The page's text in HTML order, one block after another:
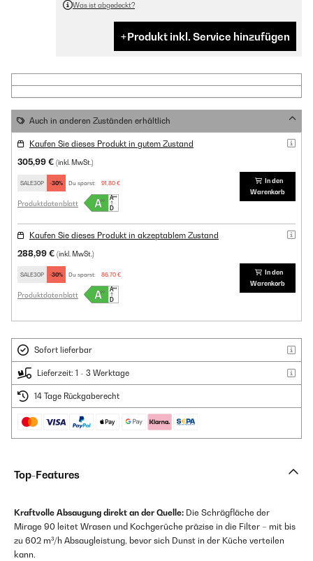
Was ist abgedeckt?
Produkt inkl. Service hinzufügen
Auch in anderen Zuständen erhältlich
Kaufen Sie dieses Produkt in gutem Zustand
305,99 € (inkl. MwSt.)
SALE30P -30% Du sparst: 91,80 €
Produktdatenblatt
In den
Warenkorb
Kaufen Sie dieses Produkt in akzeptablem Zustand
288,99 € (inkl. MwSt.)
SALE30P -30% Du sparst: 86,70 €
Produktdatenblatt
In den
Warenkorb
Sofort lieferbar
Lieferzeit: 1 - 3 Werktage
14 Tage Rückgaberecht
Top-Features
Kraftvolle Absaugung direkt an der Quelle: Die Schrägfläche der
Mirage 90 leitet Wrasen und Kochgerüche präzise in die Filter – mit bis
zu 602 m³/h Absaugleistung, bevor sich Dunst in der Küche verteilen
kann.